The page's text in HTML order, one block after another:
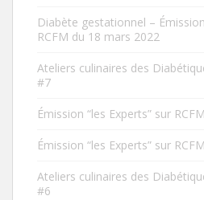
Diabète gestationnel –
RCFM du 18 mars 2022
Ateliers culinaires des
#7
Émission “les Experts” sur
Émission “les Experts” sur
Ateliers culinaires des
#6